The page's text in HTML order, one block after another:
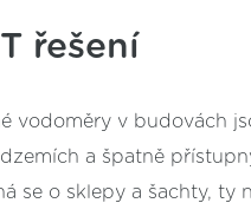
řešení
vodoměry v budovách
a špatně
se o sklepy a šachty, ty